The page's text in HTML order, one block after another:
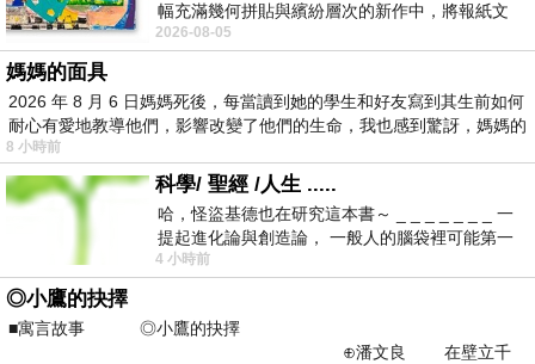
上一篇：《概念樹有機花型洗髮餅－－中性》使用心得
下一篇：〈緩慢〉
幅充滿幾何拼貼與繽紛層次的新作中，將報紙文
字、彩色剪紙與明亮顏料層層
2026-08-05
媽媽的面具
2026 年 8 月 6 日媽媽死後，每當讀到她的學生和好友寫到其生前如何
耐心有愛地教導他們，影響改變了他們的生命，我也感到驚訝，媽媽的
8 小時前
科學/ 聖經 /人生 .....
哈，怪盜基德也在研究這本書～ _ _ _ _ _ _ _ 一
提起進化論與創造論， 一般人的腦袋裡可能第一
時間就有「 進化論很科
4 小時前
◎小鷹的抉擇
■寓言故事 ◎小鷹的抉擇
⊕潘文良 在壁立千